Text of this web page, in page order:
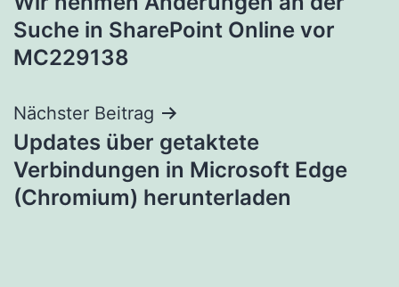
Suche in SharePoint Online vor
MC229138
Nächster Beitrag
Updates über getaktete
Verbindungen in Microsoft Edge
(Chromium) herunterladen